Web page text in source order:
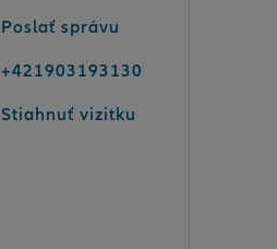
Poslať správu
+421903193130
Stiahnuť vizitku